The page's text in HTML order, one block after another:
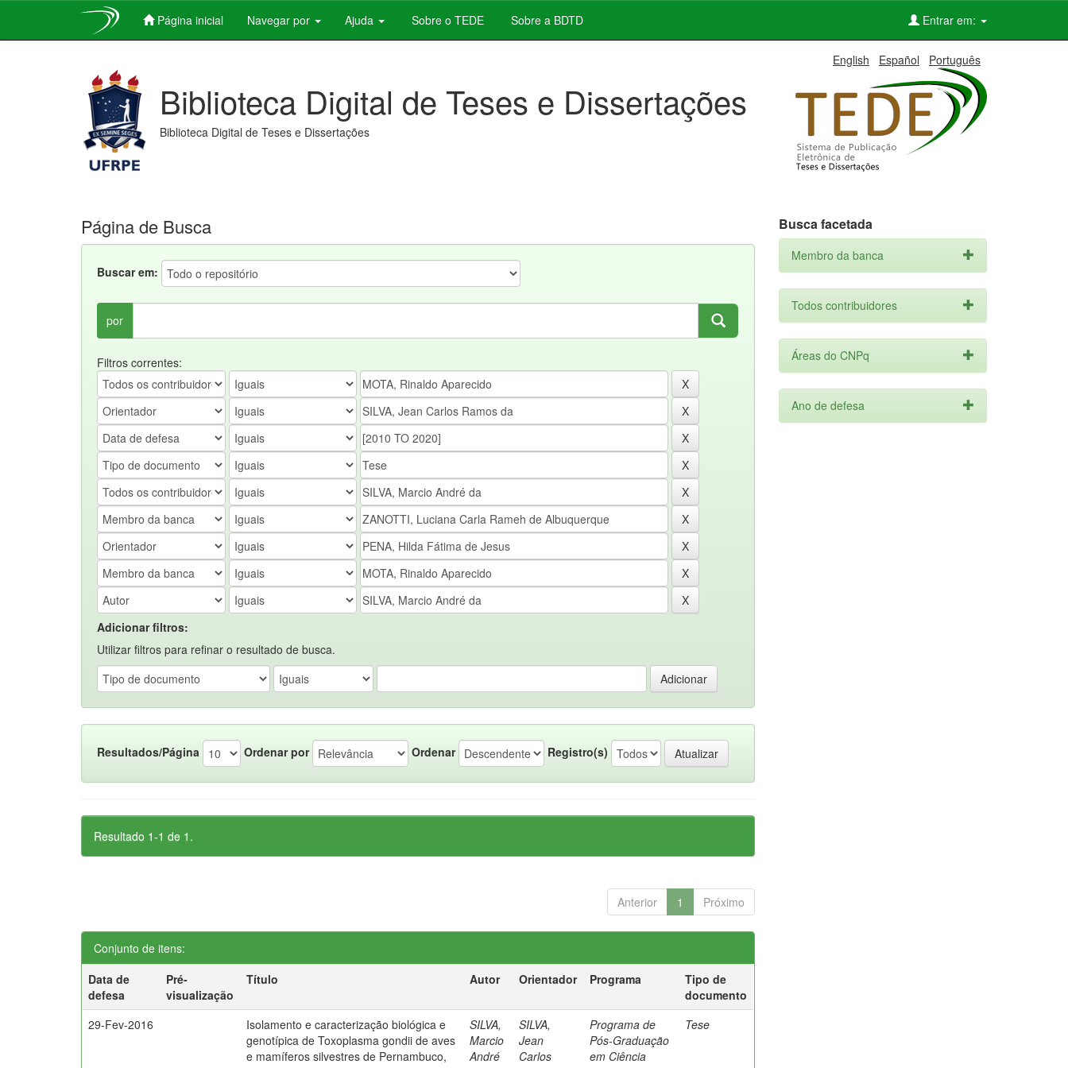
Página inicial Navegar por Ajuda Sobre o TEDE Sobre a BDTD Entrar em:
English Español Português
Biblioteca Digital de Teses e Dissertações
Biblioteca Digital de Teses e Dissertações
Página de Busca
Buscar em:
por
Filtros correntes:
Adicionar filtros:
Utilizar filtros para refinar o resultado de busca.
Resultados/Página Ordenar por Ordenar Registro(s)
Resultado 1-1 de 1.
Anterior 1 Próximo
Conjunto de itens:
Data de
defesa
Pré-
visualização
Título Autor Orientador Programa
Tipo de
documento
29-Fev-2016
Isolamento e caracterização biológica e
genotípica de Toxoplasma gondii de aves
e mamíferos silvestres de Pernambuco,
SILVA,
Marcio
André
SILVA,
Jean
Carlos
Programa de
Pós-Graduação
em Ciência
Tese
Busca facetada
Membro da banca
Todos contribuidores
Áreas do CNPq
Ano de defesa